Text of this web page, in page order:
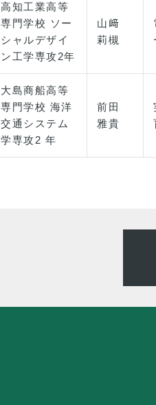
高知工業高等
専門学校 ソー
シャルデザイ
ン工学専攻2年
山﨑
莉槻
大島商船高等
専門学校 海洋
交通システム
学専攻2 年
前田
雅貴